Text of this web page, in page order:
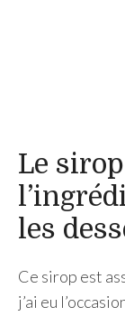
Le
les
Ce sirop est
j’ai eu